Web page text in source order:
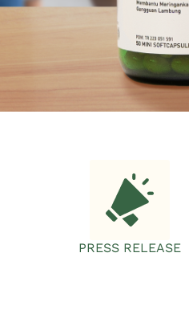
PRESS RELEASE